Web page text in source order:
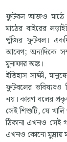
ফুটবল আজও মাঠে
মাঠের বাইরের
পুঁজির ফুটবল।
আবেগ; অন্যদিকে
মুনাফার অঙ্ক।
ইতিহাস সাক্ষী,
ফুটবলের ভবিষ্যৎও
নয়। কারণ বলের
সেই শিশুটি, যে
ঠিকানা এখনও সেই
এখনও কোনো মুদ্রায়